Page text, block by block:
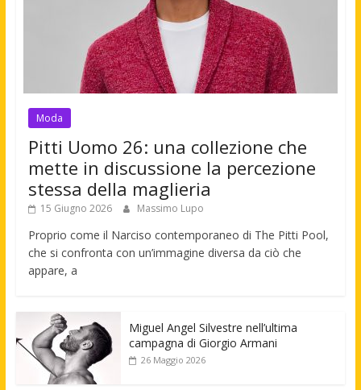
Moda
Pitti Uomo 26: una collezione che
mette in discussione la percezione
stessa della maglieria
15 Giugno 2026 Massimo Lupo
Proprio come il Narciso contemporaneo di The Pitti Pool,
che si confronta con un’immagine diversa da ciò che
appare, a
Miguel Angel Silvestre nell’ultima
campagna di Giorgio Armani
26 Maggio 2026